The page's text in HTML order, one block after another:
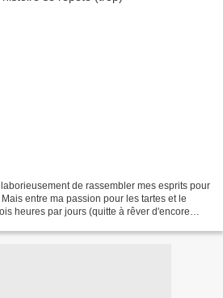
de rassembler mes esprits pour
entre ma passion pour les tartes et le
heures par jours (quitte à rêver d'encore